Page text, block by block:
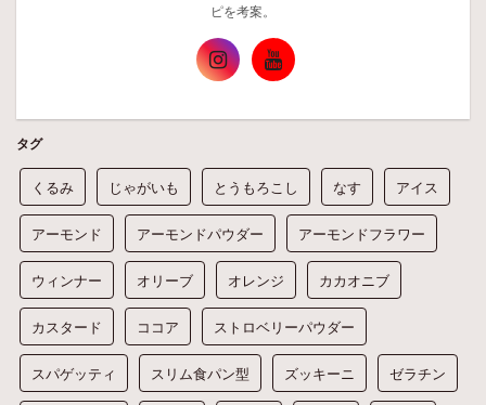
ピを考案。
タグ
くるみ じゃがいも とうもろこし なす アイス
アーモンド アーモンドパウダー アーモンドフラワー
ウィンナー オリーブ オレンジ カカオニブ
カスタード ココア ストロベリーパウダー
スパゲッティ スリム食パン型 ズッキーニ ゼラチン